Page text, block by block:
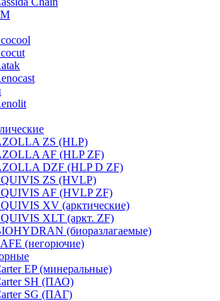
ZS (HLP)
AF (HLP ZF)
DZF (HLP D ZF)
ZS (HVLP)
AF (HVLP ZF)
XV (арктические)
XLT (аркт. ZF)
(биоразлагаемые)
(негорючие)
EP (минеральные)
SH (ПАО)
SG (ПАГ)